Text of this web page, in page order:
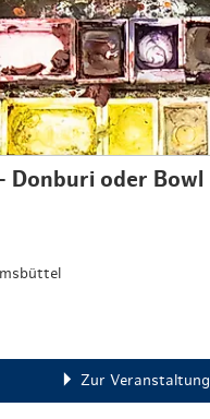
Donburi oder Bowl
Zur Veranstaltung